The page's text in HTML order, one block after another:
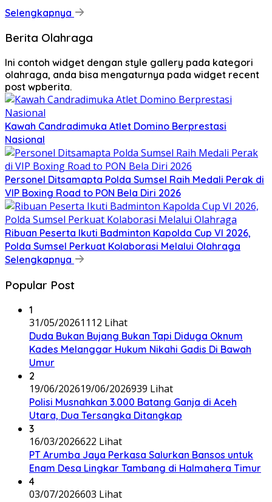
Selengkapnya
Berita Olahraga
Ini contoh widget dengan style gallery pada kategori
olahraga, anda bisa mengaturnya pada widget recent
post wpberita.
Kawah Candradimuka Atlet Domino Berprestasi
Nasional
Personel Ditsamapta Polda Sumsel Raih Medali Perak di
VIP Boxing Road to PON Bela Diri 2026
Ribuan Peserta Ikuti Badminton Kapolda Cup VI 2026,
Polda Sumsel Perkuat Kolaborasi Melalui Olahraga
Selengkapnya
Popular Post
1
31/05/20261112 Lihat
Duda Bukan Bujang Bukan Tapi Diduga Oknum
Kades Melanggar Hukum Nikahi Gadis Di Bawah
Umur
2
19/06/202619/06/2026939 Lihat
Polisi Musnahkan 3.000 Batang Ganja di Aceh
Utara, Dua Tersangka Ditangkap
3
16/03/2026622 Lihat
PT Arumba Jaya Perkasa Salurkan Bansos untuk
Enam Desa Lingkar Tambang di Halmahera Timur
4
03/07/2026603 Lihat